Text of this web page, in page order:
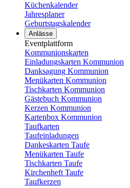
Küchenkalender
Jahresplaner
Geburtstagskalender
Anlässe
Eventplattform
Kommunionskarten
Einladungskarten Kommunion
Danksagung Kommunion
Menükarten Kommunion
Tischkarten Kommunion
Gästebuch Kommunion
Kerzen Kommunion
Kartenbox Kommunion
Taufkarten
Taufeinladungen
Dankeskarten Taufe
Menükarten Taufe
Tischkarten Taufe
Kirchenheft Taufe
Taufkerzen